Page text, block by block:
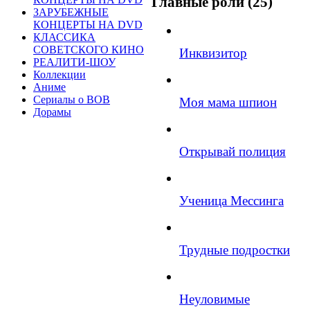
ЗАРУБЕЖНЫЕ
КОНЦЕРТЫ НА DVD
КЛАССИКА
СОВЕТСКОГО КИНО
РЕАЛИТИ-ШОУ
Коллекции
Аниме
Сериалы о ВОВ
Дорамы
Инквизитор
Моя мама шпион
Открывай полиция
Ученица Мессинга
Трудные подростки
Неуловимые